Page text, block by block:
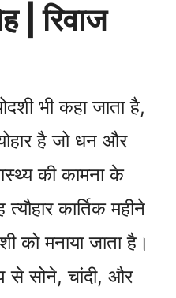
| रिवाज
भी कहा जाता है,
है जो धन और
की कामना के
कार्तिक महीने
को मनाया जाता है।
से सोने, चांदी, और